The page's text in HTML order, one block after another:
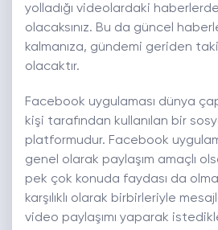
yolladığı videolardaki
olacaksınız. Bu da güncel
kalmanıza, gündemi geriden
olacaktır.
Facebook uygulaması dünya
kişi tarafından kullanılan bir
platformudur. Facebook
genel olarak paylaşım amaçlı
pek çok konuda faydası da
karşılıklı olarak birbirleriyle
video paylaşımı yaparak